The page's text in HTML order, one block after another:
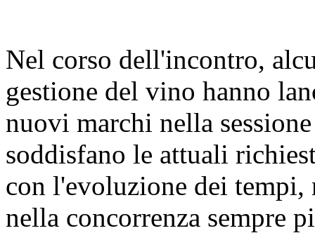
Nel corso dell'incontro,
gestione del vino hanno
nuovi marchi nella
soddisfano le attuali
con l'evoluzione dei tempi,
nella concorrenza sempre